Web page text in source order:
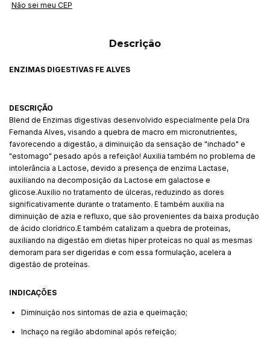
Não sei meu CEP
Descrição
ENZIMAS DIGESTIVAS FE ALVES
DESCRIÇÃO
Blend de Enzimas digestivas desenvolvido especialmente pela Dra
Fernanda Alves, visando a quebra de macro em micronutrientes,
favorecendo a digestão, a diminuição da sensação de "inchado" e
"estomago" pesado após a refeição! Auxilia também no problema de
intolerância a Lactose, devido a presença de enzima Lactase,
auxiliando na decomposição da Lactose em galactose e
glicose.Auxilio no tratamento de úlceras, reduzindo as dores
significativamente durante o tratamento. E também auxilia na
diminuição de azia e refluxo, que são provenientes da baixa produção
de ácido clorídrico.E também catalizam a quebra de proteinas,
auxiliando na digestão em dietas hiper proteícas no qual as mesmas
demoram para ser digeridas e com essa formulação, acelera a
digestão de proteínas.
INDICAÇÕES
Diminuição nos sintomas de azia e queimação;
Inchaço na região abdominal após refeição;